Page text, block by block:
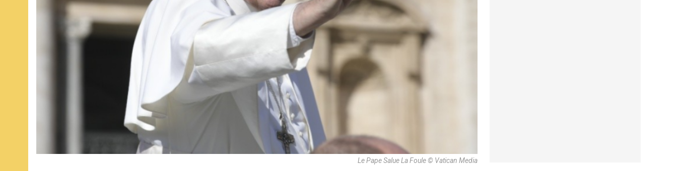
Le Pape Salue La Foule © Vatican Media